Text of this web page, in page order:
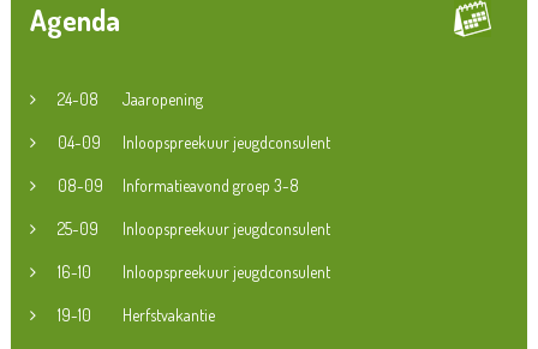
Agenda
24-08 Jaaropening
04-09 Inloopspreekuur jeugdconsulent
08-09 Informatieavond groep 3-8
25-09 Inloopspreekuur jeugdconsulent
16-10 Inloopspreekuur jeugdconsulent
19-10 Herfstvakantie